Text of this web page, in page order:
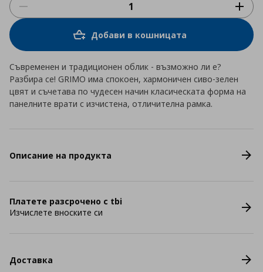
Добави в кошницата
Съвременен и традиционен облик - възможно ли е?
Разбира се! GRIMO има спокоен, хармоничен сиво-зелен
цвят и съчетава по чудесен начин класическата форма на
панелните врати с изчистена, отличителна рамка.
Описание на продукта
Платете разсрочено с tbi
Изчислете вноските си
Доставка